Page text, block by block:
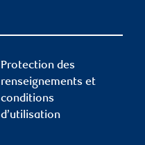
Protection des
renseignements et
conditions
d’utilisation